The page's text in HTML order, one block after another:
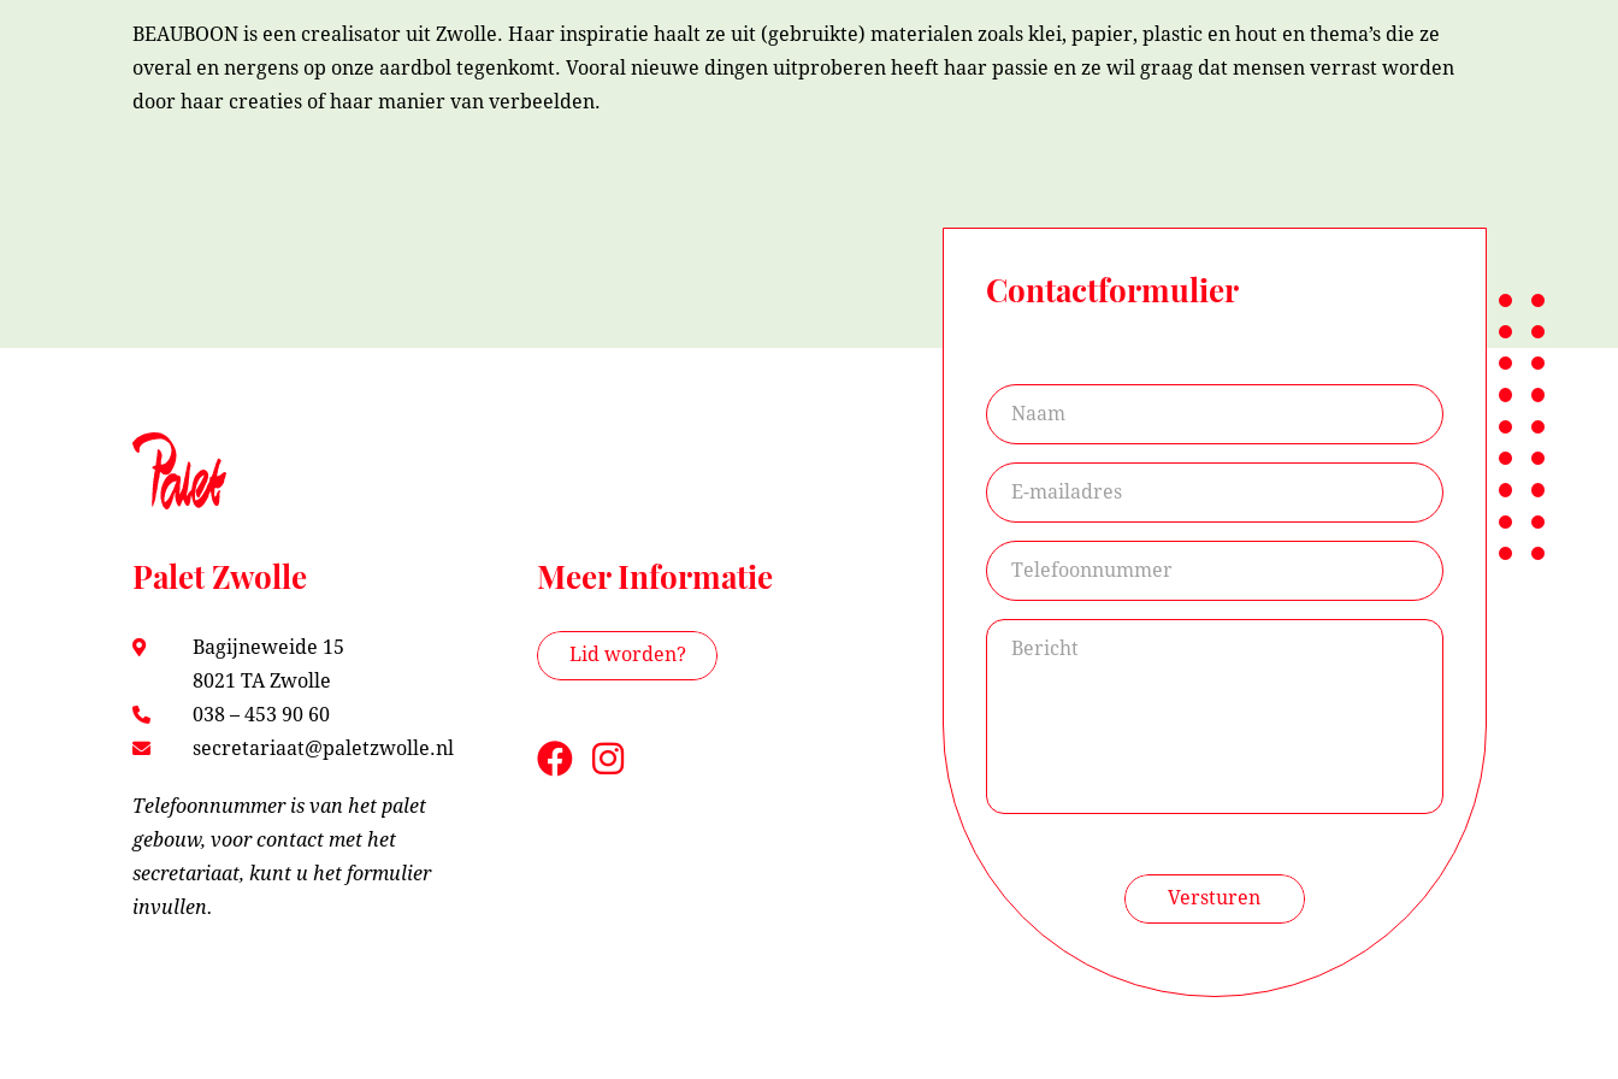
BEAUBOON is een crealisator uit Zwolle. Haar inspiratie haalt ze uit (gebruikte) materialen zoals klei, papier, plastic en hout en thema’s die ze
overal en nergens op onze aardbol tegenkomt. Vooral nieuwe dingen uitproberen heeft haar passie en ze wil graag dat mensen verrast worden
door haar creaties of haar manier van verbeelden.
Palet Zwolle
Bagijneweide 15
8021 TA Zwolle
038 – 453 90 60
secretariaat@paletzwolle.nl
Telefoonnummer is van het palet
gebouw, voor contact met het
secretariaat, kunt u het formulier
invullen.
Meer Informatie
Lid worden?
Contactformulier
Versturen